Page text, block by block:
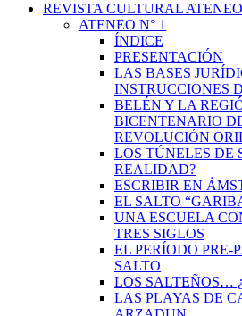
REVISTA CULTURAL ATENEO
ATENEO N° 1
ÍNDICE
PRESENTACIÓN
LAS BASES
INSTRUCCIONES
BELÉN Y LA
BICENTENARIO
REVOLUCIÓN
LOS TÚNELES DE
REALIDAD?
ESCRIBIR EN
EL SALTO
UNA ESCUELA
TRES SIGLOS
EL PERÍODO PRE-
SALTO
LOS SALTEÑOS…
LAS PLAYAS DE